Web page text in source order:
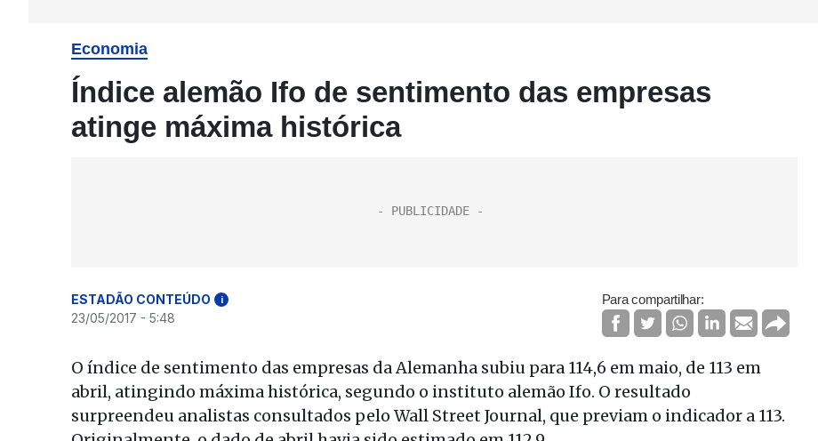
Economia
Índice alemão Ifo de sentimento das empresas
atinge máxima histórica
ESTADÃO CONTEÚDO i
23/05/2017 - 5:48
Para compartilhar:
O índice de sentimento das empresas da Alemanha subiu para 114,6 em maio, de 113 em
abril, atingindo máxima histórica, segundo o instituto alemão Ifo. O resultado
surpreendeu analistas consultados pelo Wall Street Journal, que previam o indicador a 113.